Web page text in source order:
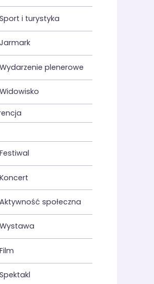
Sport i turystyka
Jarmark
Wydarzenie plenerowe
Widowisko
Festiwal
Koncert
Aktywność społeczna
Wystawa
Film
Spektakl